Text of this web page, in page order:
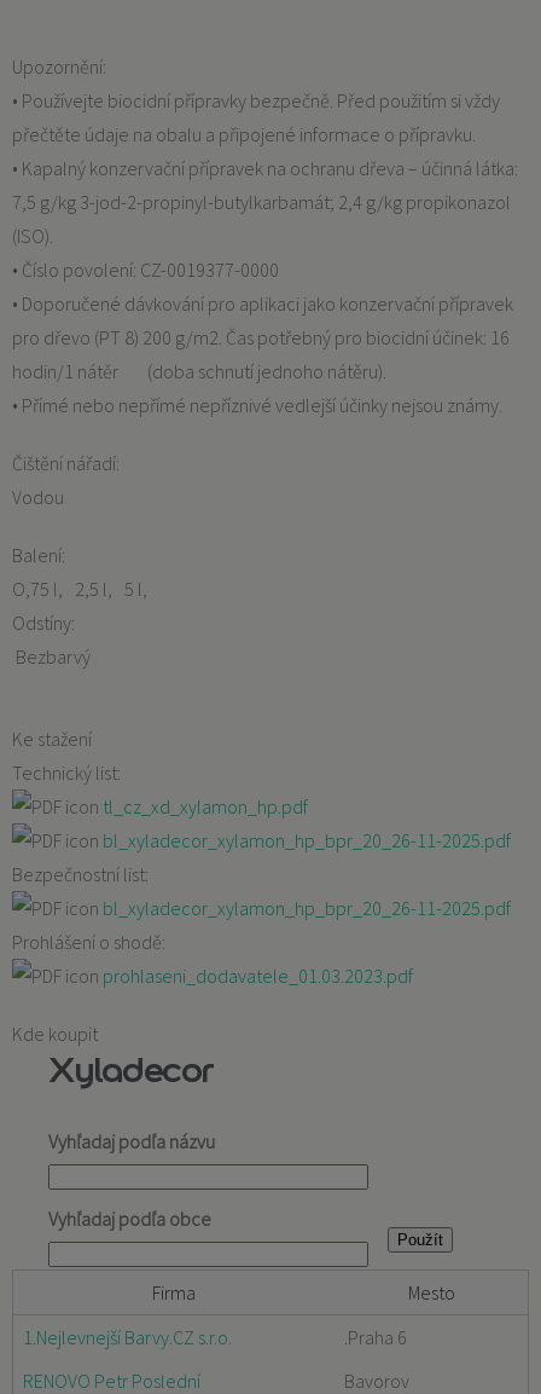
Upozornění:
• Používejte biocidní přípravky bezpečně. Před použitím si vždy
přečtěte údaje na obalu a připojené informace o přípravku.
• Kapalný konzervační přípravek na ochranu dřeva – účinná látka:
7,5 g/kg 3-jod-2-propinyl-butylkarbamát; 2,4 g/kg propikonazol
(ISO).
• Číslo povolení: CZ-0019377-0000
• Doporučené dávkování pro aplikaci jako konzervační přípravek
pro dřevo (PT 8) 200 g/m2. Čas potřebný pro biocidní účinek: 16
hodin/1 nátěr (doba schnutí jednoho nátěru).
• Přímé nebo nepřímé nepříznivé vedlejší účinky nejsou známy.
Čištění nářadí:
Vodou
Balení:
O,75 l
2,5 l
5 l
Odstíny:
Bezbarvý
Ke stažení
Technický list:
tl_cz_xd_xylamon_hp.pdf
bl_xyladecor_xylamon_hp_bpr_20_26-11-2025.pdf
Bezpečnostní list:
bl_xyladecor_xylamon_hp_bpr_20_26-11-2025.pdf
Prohlášení o shodě:
prohlaseni_dodavatele_01.03.2023.pdf
Kde koupit
Xyladecor
Vyhľadaj podľa názvu
Vyhľadaj podľa obce
Firma
Mesto
1.Nejlevnejší Barvy.CZ s.r.o.
.Praha 6
RENOVO Petr Poslední
Bavorov